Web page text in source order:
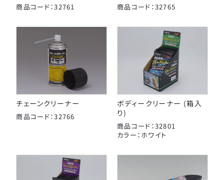
パンク修理用品
ポンプ
ライト・反射板
カギ
CLOSE
箕浦
その他
商品コード：32761 商品コード：32765
チェーンクリーナー
商品コード：32766
ボディークリーナー (箱入
り)
商品コード：32801
カラー：ホワイト